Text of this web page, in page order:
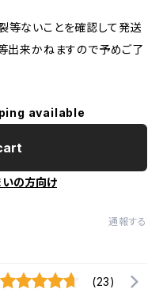
等ないことを確認して発送
出来かねますので予めご了
available
の方向け
通報する
(23)